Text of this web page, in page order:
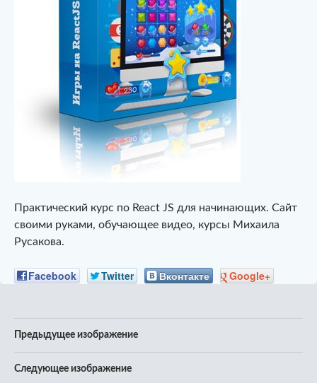
Практический курс по React JS для начинающих. Сайт
своими руками, обучающее видео, курсы Михаила
Русакова.
Facebook Twitter Вконтакте Google+
Предыдущее изображение
Следующее изображение